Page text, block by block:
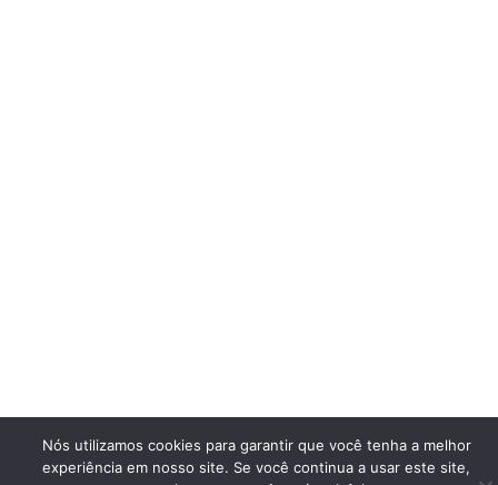
Nós utilizamos cookies para garantir que você tenha a melhor
experiência em nosso site. Se você continua a usar este site,